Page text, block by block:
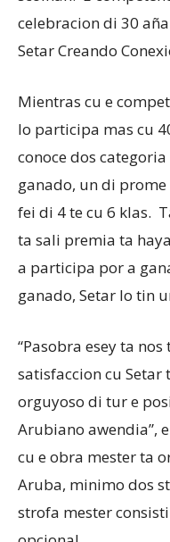
celebracion di 30
Setar Creando
Mientras cu e
lo participa mas cu
conoce dos
ganado, un di prome
fei di 4 te cu 6 klas.
ta sali premia ta
a participa por a
ganado, Setar lo tin
“Pasobra esey ta
satisfaccion cu
orguyoso di tur e
Arubiano awendia”,
cu e obra mester ta
Aruba, minimo dos
strofa mester